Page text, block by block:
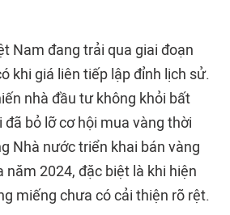
Nam đang trải qua giai đoạn
khi giá liên tiếp lập đỉnh lịch sử.
nhà đầu tư không khỏi bất
đã bỏ lỡ cơ hội mua vàng thời
Nhà nước triển khai bán vàng
năm 2024, đặc biệt là khi hiện
miếng chưa có cải thiện rõ rệt.